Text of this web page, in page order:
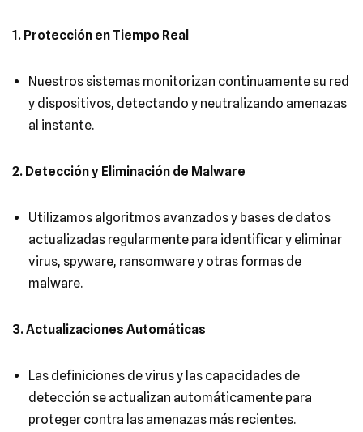
1. Protección en Tiempo Real
Nuestros sistemas monitorizan continuamente su red
y dispositivos, detectando y neutralizando amenazas
al instante.
2. Detección y Eliminación de Malware
Utilizamos algoritmos avanzados y bases de datos
actualizadas regularmente para identificar y eliminar
virus, spyware, ransomware y otras formas de
malware.
3. Actualizaciones Automáticas
Las definiciones de virus y las capacidades de
detección se actualizan automáticamente para
proteger contra las amenazas más recientes.